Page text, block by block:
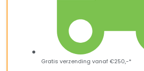
Gratis verzending vanaf €250,-*